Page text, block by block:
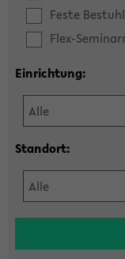
Feste
Flex-
Einrichtung:
Standort: